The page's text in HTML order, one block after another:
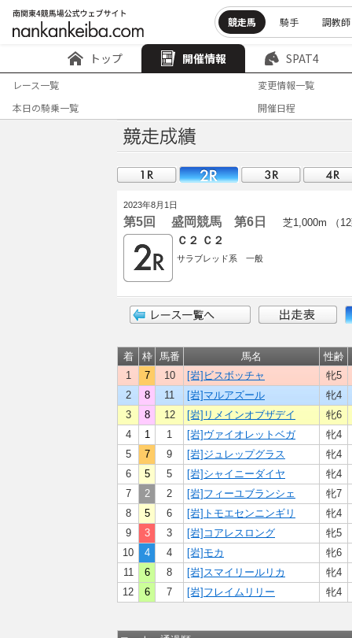
競走馬 騎手 調教師
トップ 開催情報 SPAT4
レース一覧
変更情報一覧
本日の騎乗一覧
開催日程
2023年8月1日
第5回 盛岡競馬 第6日 芝1,000m （
Ｃ２ Ｃ２
サラブレッド系 一般
着 枠 馬番 馬名
性齢
1
7 10 [岩]ビスボッチャ
牝5
2
8 11 [岩]マルアズール
牝4
3
8 12 [岩]リメインオブザデイ
牝6
4
1 1 [岩]ヴァイオレットベガ
牝4
5
7 9 [岩]ジュレップグラス
牝4
6
5 5 [岩]シャイニーダイヤ
牝4
7
2 2 [岩]フィーユブランシェ
牝7
8
5 6 [岩]トモエセンニンギリ
牝4
9
3 3 [岩]コアレスロング
牝5
10
4 4 [岩]モカ
牝6
11
6 8 [岩]スマイリールリカ
牝4
12
6 7 [岩]フレイムリリー 牝4